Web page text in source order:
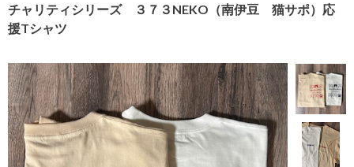
チャリティシリーズ ３７３NEKO（南伊豆 猫サポ）応
援Tシャツ